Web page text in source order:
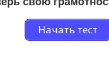
Начать тест